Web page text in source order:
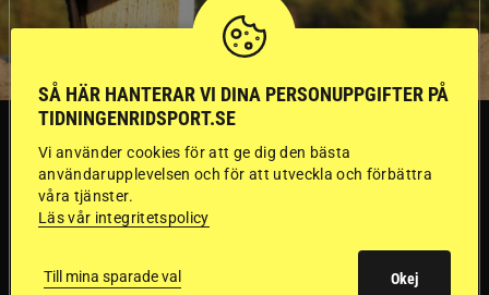
SVERIGE
Dyraste
ridhjälmarna blev
SÅ HÄR HANTERAR VI DINA PERSONUPPGIFTER PÅ
TIDNINGENRIDSPORT.SE
Vi använder cookies för att ge dig den bästa
användarupplevelsen och för att utveckla och förbättra
våra tjänster.
Läs vår integritetspolicy
Till mina sparade val Okej